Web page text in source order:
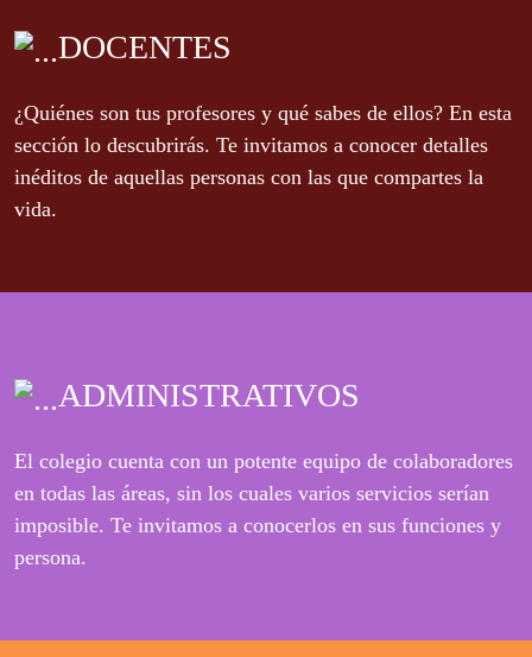
DOCENTES
¿Quiénes son tus profesores y qué sabes de ellos? En esta
sección lo descubrirás. Te invitamos a conocer detalles
inéditos de aquellas personas con las que compartes la
vida.
ADMINISTRATIVOS
El colegio cuenta con un potente equipo de colaboradores
en todas las áreas, sin los cuales varios servicios serían
imposible. Te invitamos a conocerlos en sus funciones y
persona.